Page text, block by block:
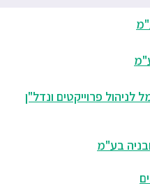
לניהול פרוייקטים ונדל"ן
בע"מ